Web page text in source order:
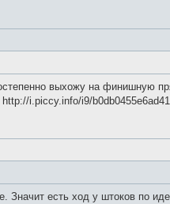
выхожу на финишную
i.piccy.info/i9/
Значит есть ход у штоков по